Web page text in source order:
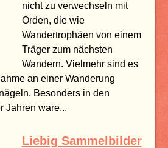
nicht zu verwechseln mit
Orden, die wie
Wandertrophäen von einem
Träger zum nächsten
Wandern. Vielmehr sind es
an einer Wanderung
Besonders in den
Jahren ware...
Liebig Sammelbilder